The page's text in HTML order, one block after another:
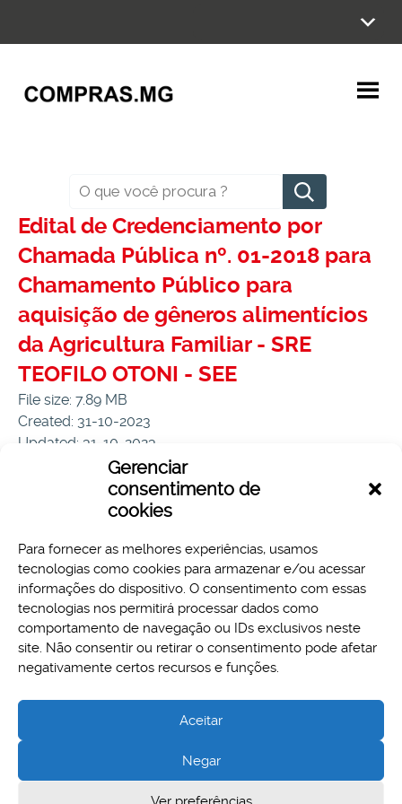
Gerenciar
consentimento de
cookies
Para fornecer as melhores experiências, usamos
tecnologias como cookies para armazenar e/ou acessar
informações do dispositivo. O consentimento com essas
tecnologias nos permitirá processar dados como
comportamento de navegação ou IDs exclusivos neste
site. Não consentir ou retirar o consentimento pode afetar
negativamente certos recursos e funções.
Aceitar
Negar
Pesquisar
Edital de Credenciamento por
Chamada Pública nº. 01-2018 para
Chamamento Público para
aquisição de gêneros alimentícios
da Agricultura Familiar - SRE
TEOFILO OTONI - SEE
File size: 7.89 MB
Created: 31-10-2023
Updated: 31-10-2023
Download Preview
Aspectos legais e responsabilidades
Política de Privacidade
Cidade Administrativa - Rodovia Papa João Paulo II, 3777 -